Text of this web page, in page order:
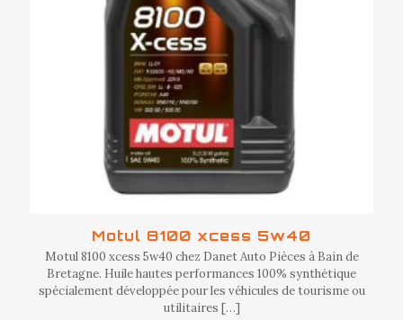
Motul 8100 xcess 5w40
Motul 8100 xcess 5w40 chez Danet Auto Pièces à Bain de
Bretagne. Huile hautes performances 100% synthétique
spécialement développée pour les véhicules de tourisme ou
utilitaires […]